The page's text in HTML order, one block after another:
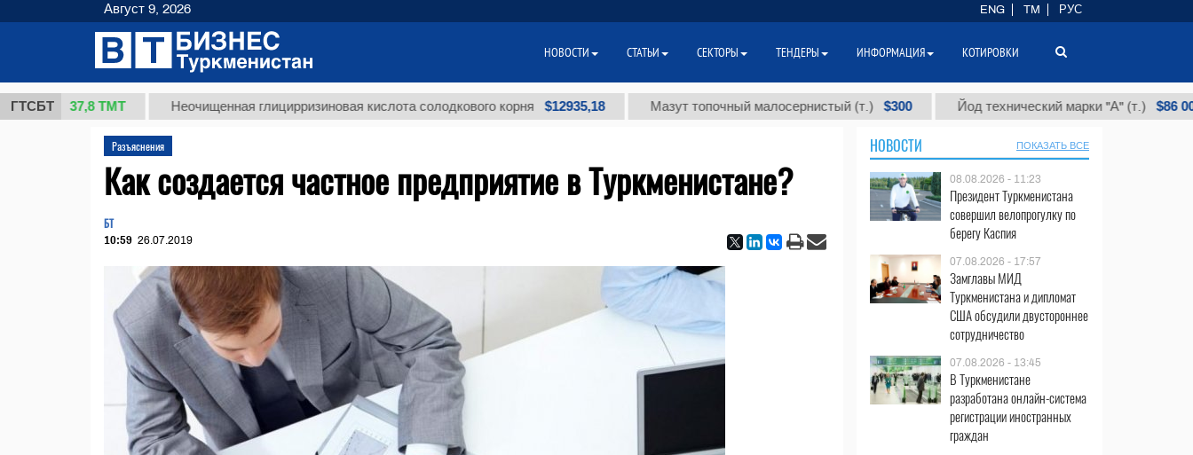
ГТСБТ
37,8 ТМТ Неочищенная глицирризиновая кислота солодкового корня $12935,18 Мазут топочный малосернистый (т.) $300 Йод технический марки "А" (т.) $86 000
Разъяснения
Как создается частное предприятие в Туркменистане?
БТ
10:59 26.07.2019
НОВОСТИ ПОКАЗАТЬ ВСЕ
08.08.2026 - 11:23
Президент Туркменистана
совершил велопрогулку по
берегу Каспия
07.08.2026 - 17:57
Замглавы МИД
Туркменистана и дипломат
США обсудили двустороннее
сотрудничество
07.08.2026 - 13:45
В Туркменистане
разработана онлайн-система
регистрации иностранных
граждан
Август 9, 2026 ENG TM РУС
НОВОСТИ СТАТЬИ СЕКТОРЫ ТЕНДЕРЫ ИНФОРМАЦИЯ КОТИРОВКИ